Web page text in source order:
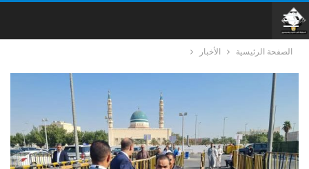
الصفحة الرئيسية الأخبار